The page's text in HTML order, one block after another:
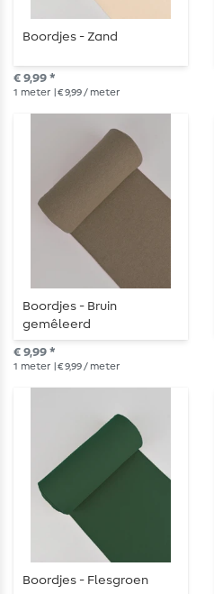
Boordjes - Zand
€ 9,99 *
1 meter | € 9,99 / meter
Boordjes - Bruin
gemêleerd
€ 9,99 *
1 meter | € 9,99 / meter
Boordjes - Flesgroen